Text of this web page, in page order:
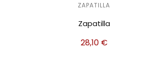
ZAPATILLA
Zapatilla
28,10 €